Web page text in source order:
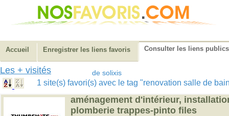
Accueil Enregistrer les liens favoris Consulter les liens publics
Les + visités de solixis
1 site(s) favori(s) avec le tag "renovation salle de
aménagement d'intérieur,
plomberie trappes-pinto files